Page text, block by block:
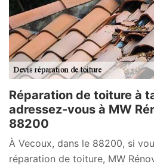
Réparation de toiture à
adressez-vous à MW
88200
À Vecoux, dans le 88200, si
réparation de toiture, MW